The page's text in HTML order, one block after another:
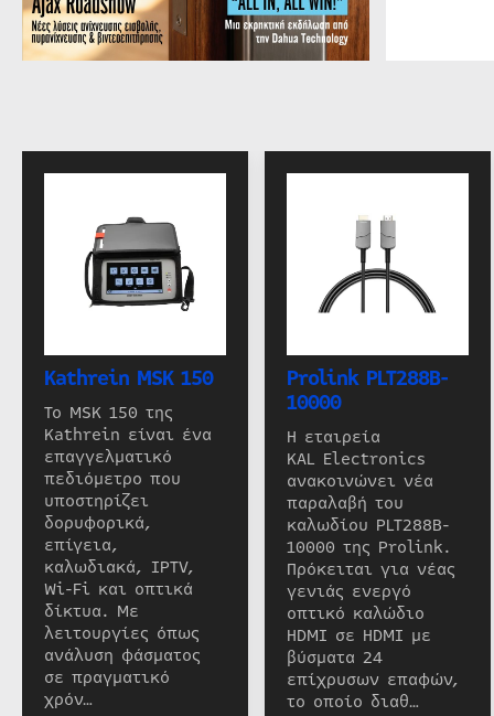
Kathrein MSK 150
Το MSK 150 της
Kathrein είναι ένα
επαγγελματικό
πεδιόμετρο που
υποστηρίζει
δορυφορικά,
επίγεια,
καλωδιακά, IPTV,
Wi-Fi και οπτικά
δίκτυα. Με
λειτουργίες όπως
ανάλυση φάσματος
σε πραγματικό
χρόν…
Prolink PLT288B-
10000
Η εταιρεία
KAL Electronics
ανακοινώνει νέα
παραλαβή του
καλωδίου PLT288B-
10000 της Prolink.
Πρόκειται για νέας
γενιάς ενεργό
οπτικό καλώδιο
HDMI σε HDMI με
βύσματα 24
επίχρυσων επαφών,
το οποίο διαθ…